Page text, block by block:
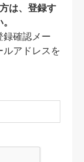
は、登録す
録確認メー
アドレスを